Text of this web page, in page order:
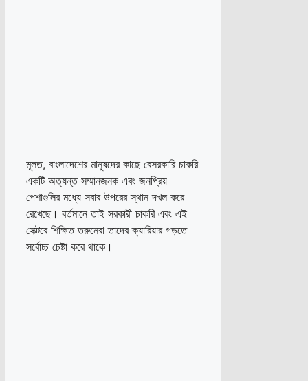
মূলত, বাংলাদেশের মানুষদের কাছে বেসরকারি চাকরি
একটি অত্যন্ত সম্মানজনক এবং জনপ্রিয়
পেশাগুলির মধ্যে সবার উপরের স্থান দখল করে
রেখেছে। বর্তমানে তাই সরকারী চাকরি এবং এই
সেক্টরে শিক্ষিত তরুনেরা তাদের ক্যারিয়ার গড়তে
সর্বোচ্চ চেষ্টা করে থাকে।